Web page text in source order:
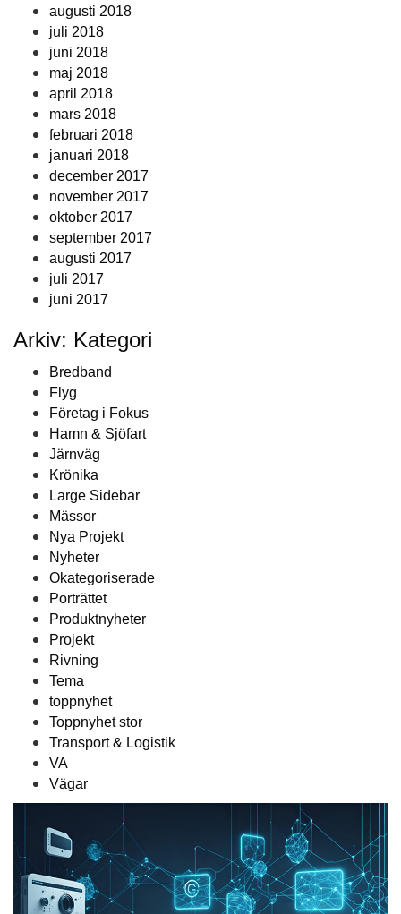
augusti 2018
juli 2018
juni 2018
maj 2018
april 2018
mars 2018
februari 2018
januari 2018
december 2017
november 2017
oktober 2017
september 2017
augusti 2017
juli 2017
juni 2017
Arkiv: Kategori
Bredband
Flyg
Företag i Fokus
Hamn & Sjöfart
Järnväg
Krönika
Large Sidebar
Mässor
Nya Projekt
Nyheter
Okategoriserade
Porträttet
Produktnyheter
Projekt
Rivning
Tema
toppnyhet
Toppnyhet stor
Transport & Logistik
VA
Vägar